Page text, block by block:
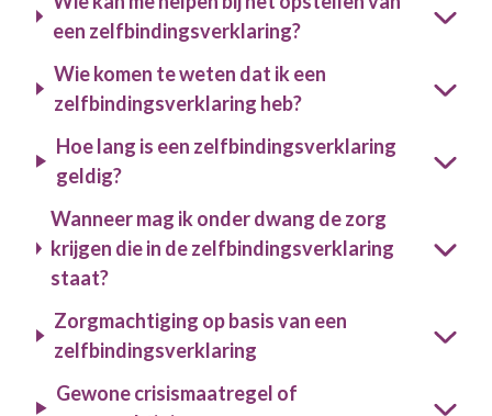
een zelfbindingsverklaring?
Wie komen te weten dat ik een
zelfbindingsverklaring heb?
Hoe lang is een zelfbindingsverklaring
geldig?
Wanneer mag ik onder dwang de zorg
krijgen die in de zelfbindingsverklaring
staat?
Zorgmachtiging op basis van een
zelfbindingsverklaring
Gewone crisismaatregel of